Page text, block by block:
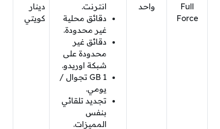
Full
Force
واحد
انترنت.
دقائق محلية
غير محدودة.
دقائق غير
محدودة على
شبكة اوريدو.
1 GB تجوال /
يومي.
تجديد تلقائي
بنفس
المميزات.
دينار
كويتي